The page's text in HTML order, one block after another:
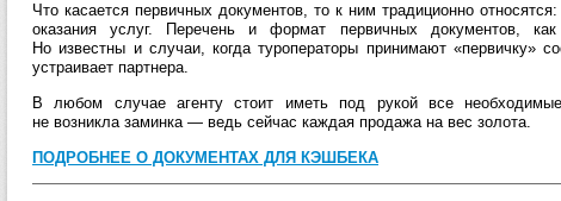
Что касается первичных документов, то к ним традиционно
оказания услуг. Перечень и формат первичных документов, как
Но известны и случаи, когда туроператоры принимают «первичку»
устраивает партнера.
В любом случае агенту стоит иметь под рукой все
не возникла заминка — ведь сейчас каждая продажа на вес золота.
ПОДРОБНЕЕ О ДОКУМЕНТАХ ДЛЯ КЭШБЕКА